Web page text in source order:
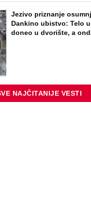
Jezivo priznanje
Dankino ubistvo: Telo
doneo u dvorište, a
NAJČITANIJE VESTI